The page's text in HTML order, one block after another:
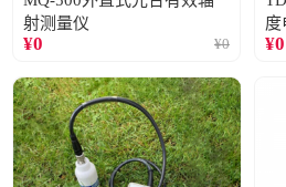
射测量仪
¥0 ¥0
度
¥0